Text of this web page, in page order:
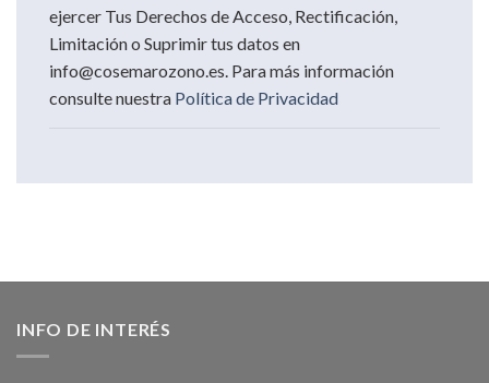
ejercer Tus Derechos de Acceso, Rectificación,
Limitación o Suprimir tus datos en
info@cosemarozono.es. Para más información
consulte nuestra Política de Privacidad
INFO DE INTERÉS